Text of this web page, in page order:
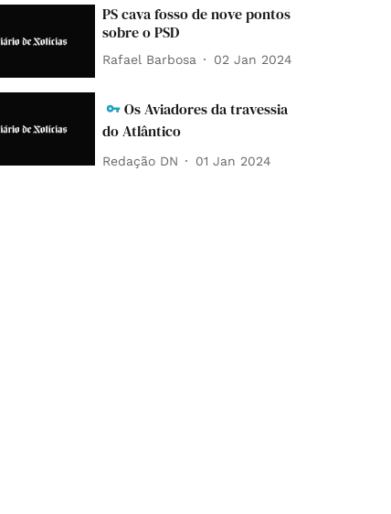
PS cava fosso de nove pontos
sobre o PSD
Rafael Barbosa 02 Jan 2024
Os Aviadores da travessia
do Atlântico
Redação DN 01 Jan 2024